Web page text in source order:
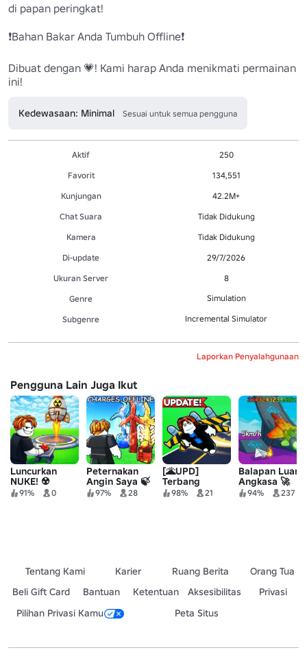
di papan peringkat!
❗Bahan Bakar Anda Tumbuh Offline❗
Dibuat dengan 💗! Kami harap Anda menikmati permainan
ini!
Kedewasaan: Minimal Sesuai untuk semua pengguna
Aktif
250
Favorit
134,551
Kunjungan
42.2M+
Chat Suara
Tidak Didukung
Kamera
Tidak Didukung
Di-update
29/7/2026
Ukuran Server
8
Genre
Simulation
Subgenre Incremental Simulator
Laporkan Penyalahgunaan
Pengguna Lain Juga Ikut
Luncurkan
NUKE! ☢️
91% 0
Peternakan
Angin Saya 🍃
97% 28
[🌋UPD]
Terbang
dengan
98% 21
Balapan Luar
Angkasa 🚀
94% 237
Tentang Kami Karier Ruang Berita
Orang Tua
Beli Gift Card
Bantuan Ketentuan Aksesibilitas
Privasi
Pilihan Privasi Kamu
Peta Situs